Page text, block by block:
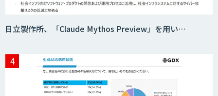
AIエージェント構築支援サービス
スクレイプPro
日立製作所、「Claude Mythos Preview」を用い…